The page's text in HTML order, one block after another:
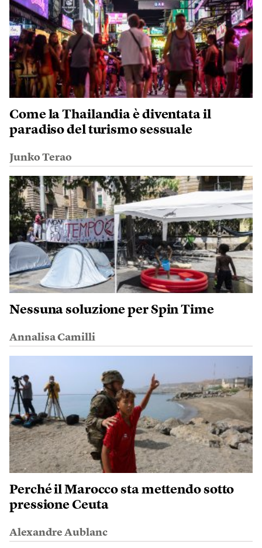
Come la Thailandia è diventata il
paradiso del turismo sessuale
Junko Terao
Nessuna soluzione per Spin Time
Annalisa Camilli
Perché il Marocco sta mettendo sotto
pressione Ceuta
Alexandre Aublanc